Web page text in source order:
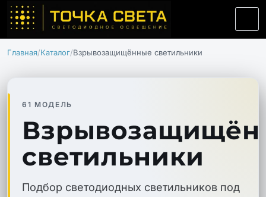
Главная Каталог Взрывозащищённые светильники
61 МОДЕЛЬ
светильники
Подбор светодиодных светильников под